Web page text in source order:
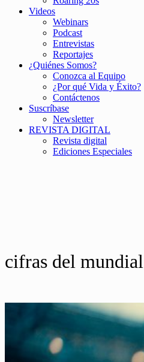
Videos
Webinars
Podcast
Entrevistas
Reportajes
¿Quiénes Somos?
Conozca al Equipo
¿Por qué Vida y Éxito?
Contáctenos
Suscríbase
Newsletter
REVISTA DIGITAL
Revista digital
Ediciones Especiales
cifras del mundial